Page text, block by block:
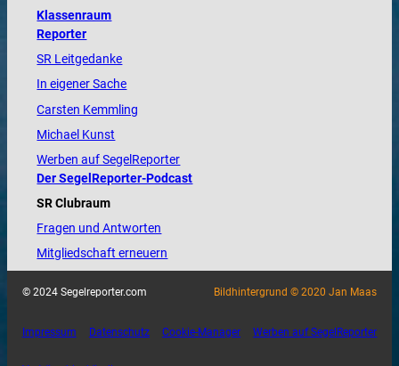
Klassenraum
Reporter
SR Leitgedanke
In eigener Sache
Carsten Kemmling
Michael Kunst
Werben auf SegelReporter
Der SegelReporter-Podcast
SR Clubraum
Fragen und Antworten
Mitgliedschaft erneuern
© 2024 Segelreporter.com Bildhintergrund © 2020 Jan Maas
Impressum Datenschutz Cookie-Manager Werben auf SegelReporter